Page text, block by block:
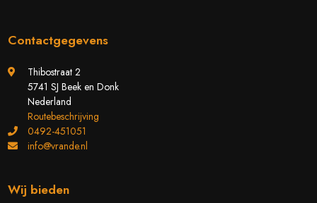
Contactgegevens
Thibostraat 2
5741 SJ Beek en Donk
Nederland
Routebeschrijving
0492-451051
info@vrande.nl
Wij bieden